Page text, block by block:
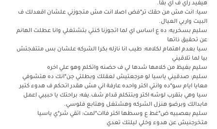
هيفيد راي ف اي بقا.
سيا: انت مش من حقك تر*فض اصلا انت مش متجوزني علشان اقعدلك ف
البيت واربي العيال.
سليم بسخريه: ده ع اساس اي لما اتجوزنا كنتي بتشتغلي وانا عطلت الهانم
عن تحقيق ذاتها
سيا بعدم اهتمام لكلامه: طيب انا نازله بكرا الشركه علشان بس متتفجئش
بيا لما تلاقيني
سليم بغيظ من كلامها شدها لي ف حضنه واتكلم وهو علي اخره
سليم: صدقيني ياسيا لو مرجعتيش لعقلك وبطلتي جن*انك ده هتشوفي
معايا ايام سو*ده وانتي اكتر واحده عارفة اني مش هقدر اتحكم ف هدوء كتير
سيا وهي بتقرب لوشه اكتر وبتتكلم قدام شف.يفه: براحتك يا حبيبي اعمل
مابدالك وبرضو هنزل الشركه وهشتغل وهتابع فلوسي.
سليم بعصبيه ض*غط ع وسطها اكتر فاات*لمت: اتقي شر*ي ياسيا
متخرجنيش عن هدوء وخلي ليلتك تعدي